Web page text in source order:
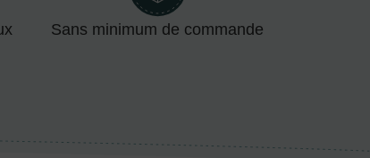
Sans minimum de commande